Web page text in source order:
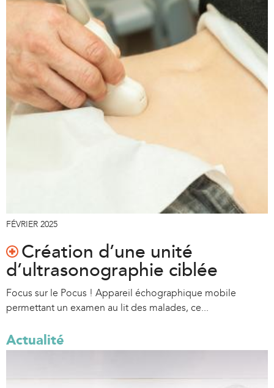
FÉVRIER 2025
Création d’une unité
d’ultrasonographie ciblée
Focus sur le Pocus ! Appareil échographique mobile
permettant un examen au lit des malades, ce...
Actualité